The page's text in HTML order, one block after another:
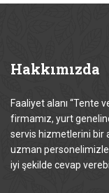
Hakkımızda
Faaliyet alanı “Tente
firmamız, yurt
servis hizmetlerini bir
uzman
iyi şekilde cevap